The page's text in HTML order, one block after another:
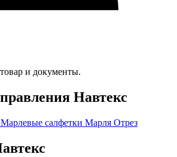
и документы.
Навтекс
Марлевые салфетки Марля Отрез